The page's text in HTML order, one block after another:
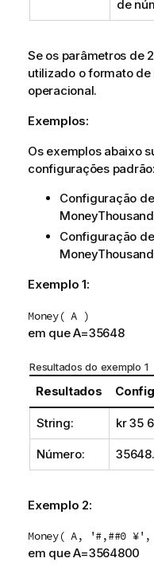
de
Se os parâmetros de
utilizado o formato
operacional.
Exemplos:
Os exemplos abaixo
configurações padrão:
Configuração
Configuração
Exemplo 1:
Money( A )
em que A=35648
Resultados do exemplo 1
Resultados
String: kr 35
Número:
Exemplo 2:
Money( A,
em que A=3564800